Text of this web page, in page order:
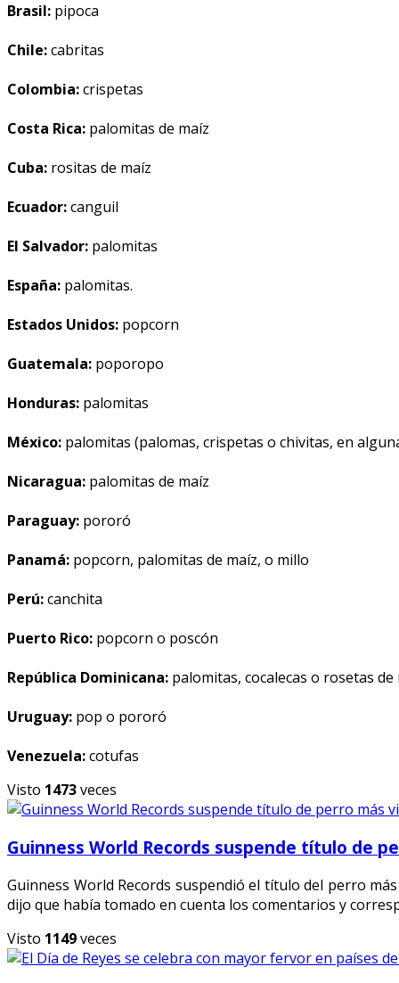
Brasil: pipoca
Chile:cabritas
Colombia:crispetas
Costa Rica: palomitas de maíz
Cuba: rositas de maíz
Ecuador:canguil
El Salvador: palomitas
España: palomitas.
Estados Unidos: popcorn
Guatemala: poporopo
Honduras: palomitas
México: palomitas (palomas, crispetas o chivitas, en
Nicaragua: palomitas de maíz
Paraguay: pororó
Panamá: popcorn, palomitas de maíz, o millo
Perú:canchita
Puerto Rico: popcorn o poscón
República Dominicana: palomitas, cocalecas o rosetas de
Uruguay: pop o pororó
Venezuela:cotufas
Visto 1473veces
Guinness World Records suspende título de
Guinness World Records suspendió el título del perro
dijo que había tomado en cuenta los comentarios y
Visto 1149veces